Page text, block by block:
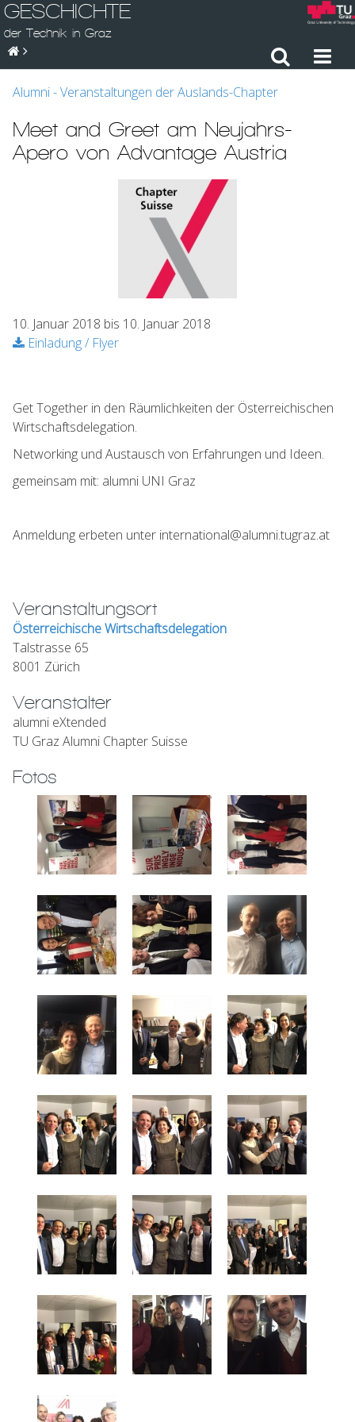
GESCHICHTE
der Technik in Graz
Alumni - Veranstaltungen der Auslands-Chapter
Meet and Greet am Neujahrs-
Apero von Advantage Austria
10. Januar 2018 bis 10. Januar 2018
Einladung / Flyer
Get Together in den Räumlichkeiten der Österreichischen
Wirtschaftsdelegation.
Networking und Austausch von Erfahrungen und Ideen.
gemeinsam mit: alumni UNI Graz
Anmeldung erbeten unter international@alumni.tugraz.at
Veranstaltungsort
Österreichische Wirtschaftsdelegation
Talstrasse 65
8001 Zürich
Veranstalter
alumni eXtended
TU Graz Alumni Chapter Suisse
Fotos